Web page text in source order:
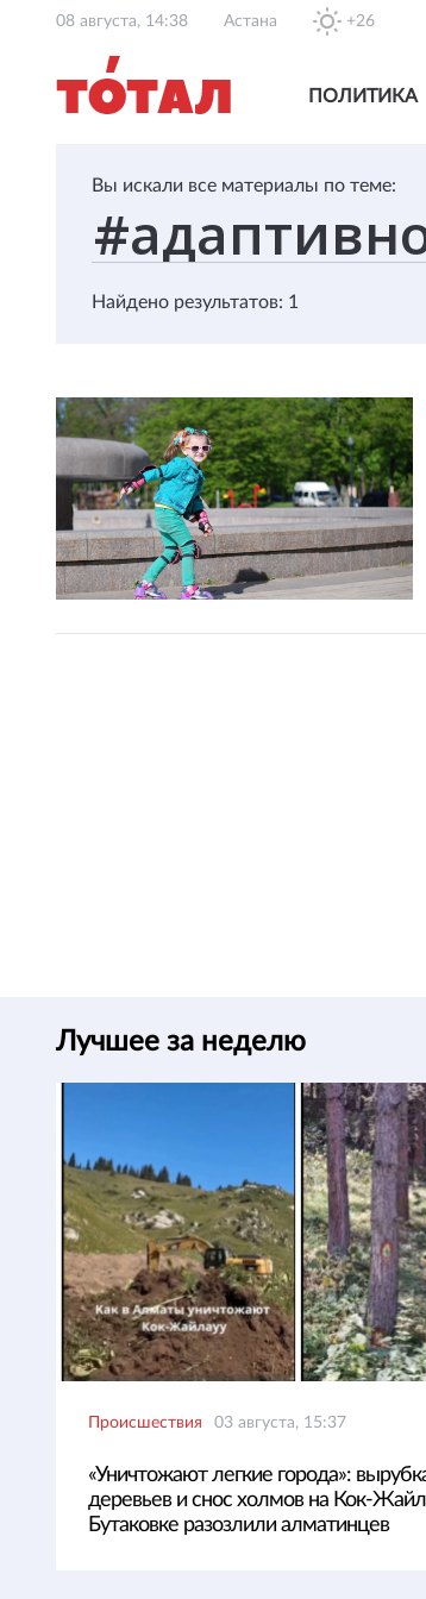
08 августа, 14:38 Астана +26
ПОЛИТИКА
Вы искали все материалы по теме:
Найдено результатов: 1
Лучшее за неделю
Происшествия 03 августа, 15:37
«Уничтожают легкие города»:
деревьев и снос холмов на Кок-
Бутаковке разозлили алматинцев